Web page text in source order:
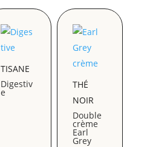
TISANE
Digestiv
e
THÉ
NOIR
Double
crème
Earl
Grey